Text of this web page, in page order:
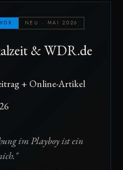
NEU · MAI 2026
& WDR.de
+ Online-Artikel
im Playboy ist ein